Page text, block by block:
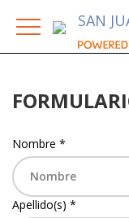
SAN
Nombre *
Apellido(s) *